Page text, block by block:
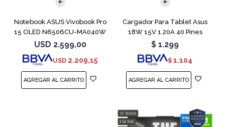
Notebook ASUS Vivobook Pro
15 OLED N6506CU-MA040W
RTX 4050
USD 2.599,00
USD 2.209,15
Cargador Para Tablet Asus
18W 15V 1.20A 40 Pines
$ 1.299
$ 1.104